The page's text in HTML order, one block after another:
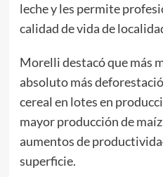
leche y les permite
calidad de vida de
Morelli destacó que más
absoluto más
cereal en lotes en
mayor producción de
aumentos de
superficie.